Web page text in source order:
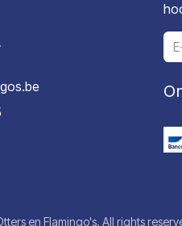
en Flamingo's. All rights